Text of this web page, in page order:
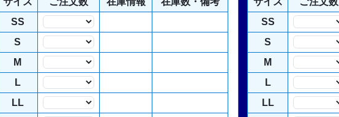
SS
S
M
L
LL
SS
S
M
L
LL